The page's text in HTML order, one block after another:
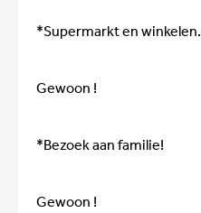
*Supermarkt en winkelen.
Gewoon !
*Bezoek aan familie!
Gewoon !